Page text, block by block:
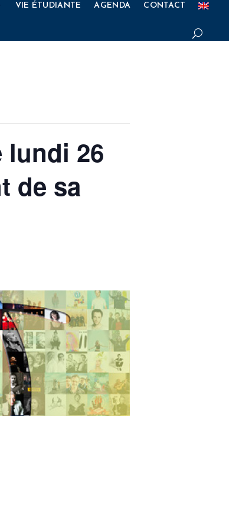
VIE ÉTUDIANTE AGENDA CONTACT
lundi 26
de sa